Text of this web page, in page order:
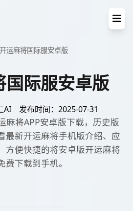
开运麻将国际服安卓版
国际服安卓版
AI 发布时间：2025-07-31
麻将APP安卓版下载，历史版
最新开运麻将手机版介绍、应
方便快捷的将安卓版开运麻将
费下载到手机。